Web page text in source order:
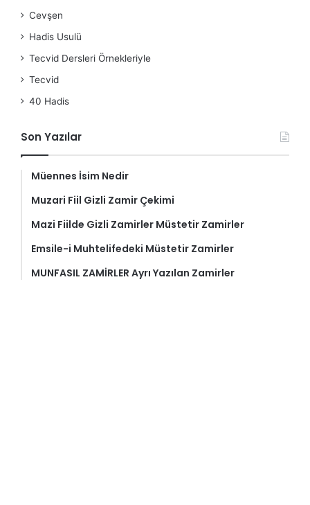
Cevşen
Hadis Usulü
Tecvid Dersleri Örnekleriyle
Tecvid
40 Hadis
Son Yazılar
Müennes İsim Nedir
Muzari Fiil Gizli Zamir Çekimi
Mazi Fiilde Gizli Zamirler Müstetir Zamirler
Emsile-i Muhtelifedeki Müstetir Zamirler
MUNFASIL ZAMİRLER Ayrı Yazılan Zamirler